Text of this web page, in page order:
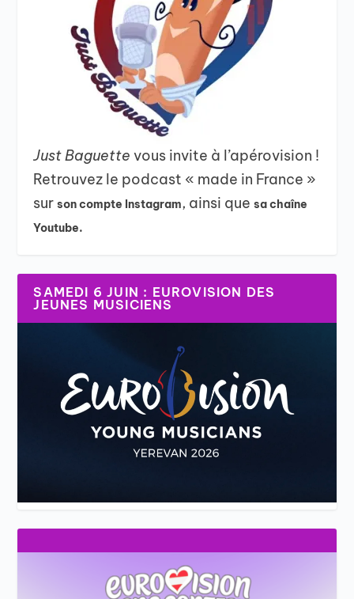
Just Baguettevous invite à l’apérovision !
Retrouvez le podcast « made in France »
surson compte Instagram, ainsi quesa chaîne
Youtube.
SAMEDI 6 JUIN : EUROVISION DES
JEUNES MUSICIENS